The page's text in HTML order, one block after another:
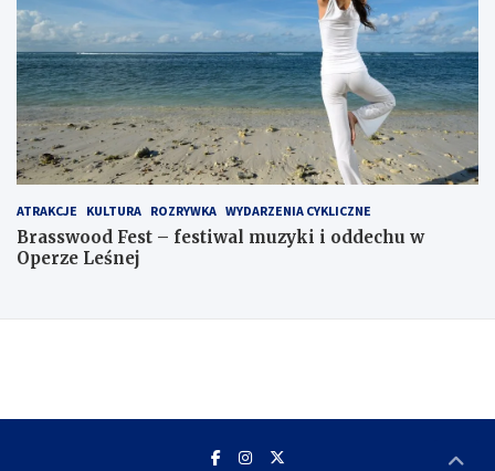
ATRAKCJE KULTURA ROZRYWKA WYDARZENIA CYKLICZNE
Brasswood Fest – festiwal muzyki i oddechu w
Operze Leśnej